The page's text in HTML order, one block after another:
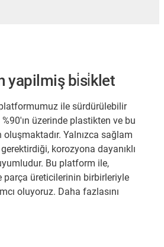
yapilmiş bi̇si̇klet
ile sürdürülebilir
üzerinde plastikten ve bu
Yalnızca sağlam
korozyona dayanıklı
Bu platform ile,
parça üreticilerinin birbirleriyle
oluyoruz. Daha fazlasını